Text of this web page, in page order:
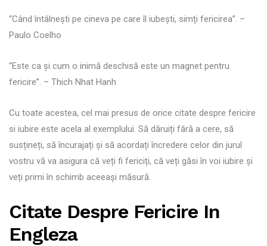
“Când întâlnești pe cineva pe care îl iubești, simți fericirea”. –
Paulo Coelho
“Este ca și cum o inimă deschisă este un magnet pentru
fericire”. – Thich Nhat Hanh
Cu toate acestea, cel mai presus de orice citate despre fericire
si iubire este acela al exemplului. Să dăruiți fără a cere, să
susțineți, să încurajați și să acordați încredere celor din jurul
vostru vă va asigura că veți fi fericiți, că veți găsi în voi iubire și
veți primi în schimb aceeași măsură.
Citate Despre Fericire In
Engleza